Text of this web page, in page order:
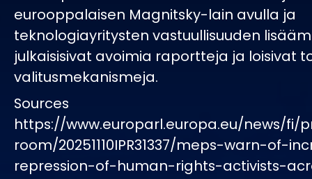
eurooppalaisen Magnitsky-lain avulla ja
teknologiayritysten vastuullisuuden
julkaisisivat avoimia raportteja ja loisivat
valitusmekanismeja.
Sources
https://www.europarl.europa.eu/news/fi/
room/20251110IPR31337/meps-warn-of-
repression-of-human-rights-activists-